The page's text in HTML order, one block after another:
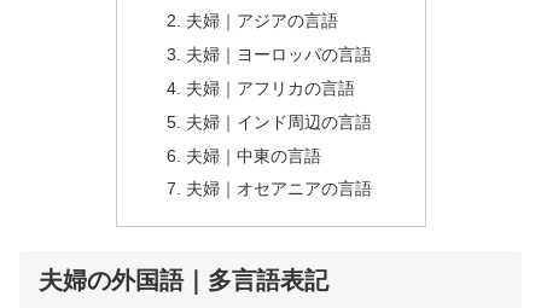
夫婦｜アジアの言語
夫婦｜ヨーロッパの言語
夫婦｜アフリカの言語
夫婦｜インド周辺の言語
夫婦｜中東の言語
夫婦｜オセアニアの言語
夫婦の外国語｜多言語表記